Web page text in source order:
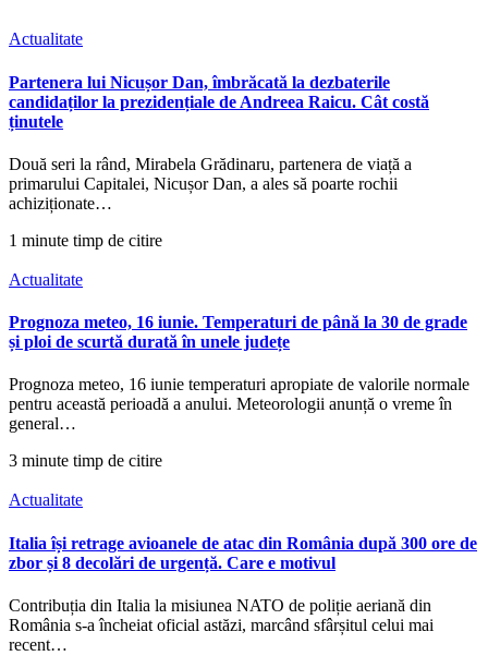
Actualitate
Partenera lui Nicușor Dan, îmbrăcată la dezbaterile
candidaților la prezidențiale de Andreea Raicu. Cât costă
ținutele
Două seri la rând, Mirabela Grădinaru, partenera de viață a
primarului Capitalei, Nicușor Dan, a ales să poarte rochii
achiziționate…
1 minute timp de citire
Actualitate
Prognoza meteo, 16 iunie. Temperaturi de până la 30 de grade
și ploi de scurtă durată în unele județe
Prognoza meteo, 16 iunie temperaturi apropiate de valorile normale
pentru această perioadă a anului. Meteorologii anunță o vreme în
general…
3 minute timp de citire
Actualitate
Italia își retrage avioanele de atac din România după 300 ore de
zbor și 8 decolări de urgență. Care e motivul
Contribuția din Italia la misiunea NATO de poliție aeriană din
România s-a încheiat oficial astăzi, marcând sfârșitul celui mai
recent…